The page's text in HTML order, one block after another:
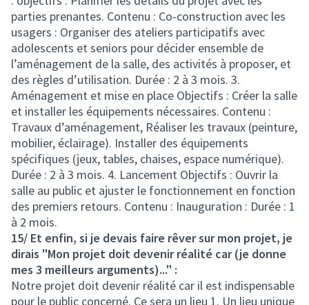
parties prenantes. Contenu : Co-construction avec les
usagers : Organiser des ateliers participatifs avec
adolescents et seniors pour décider ensemble de
l’aménagement de la salle, des activités à proposer, et
des règles d’utilisation. Durée : 2 à 3 mois. 3.
Aménagement et mise en place Objectifs : Créer la salle
et installer les équipements nécessaires. Contenu :
Travaux d’aménagement, Réaliser les travaux (peinture,
mobilier, éclairage). Installer des équipements
spécifiques (jeux, tables, chaises, espace numérique).
Durée : 2 à 3 mois. 4. Lancement Objectifs : Ouvrir la
salle au public et ajuster le fonctionnement en fonction
des premiers retours. Contenu : Inauguration : Durée : 1
à 2 mois.
15/ Et enfin, si je devais faire rêver sur mon projet, je
dirais "Mon projet doit devenir réalité car (je donne
mes 3 meilleurs arguments)..." :
Notre projet doit devenir réalité car il est indispensable
pour le public concerné. Ce sera un lieu 1. Un lieu unique